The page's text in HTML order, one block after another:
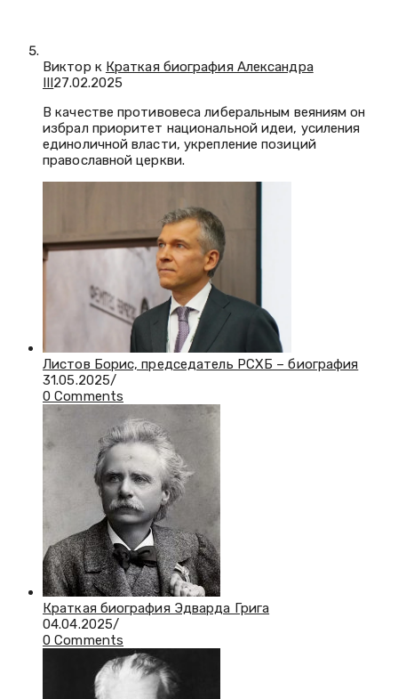
Виктор к Краткая биография Александра
III27.02.2025
В качестве противовеса либеральным веяниям он
избрал приоритет национальной идеи, усиления
единоличной власти, укрепление позиций
православной церкви.
Листов Борис, председатель РСХБ – биография
31.05.2025/
0 Comments
Краткая биография Эдварда Грига
04.04.2025/
0 Comments